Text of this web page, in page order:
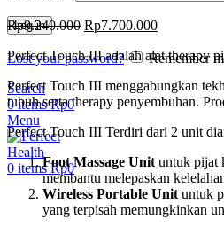
Log in
Lost your password?
Remember
Search
0items Rp0
Menu
0 items Rp0
Rp9.240.000 Rp7.700.000
Perfect Touch III adalah alat therapy
Perfect Touch III menggabungkan
tubuh serta therapy penyembuhan.
Perfect Touch III Terdiri dari 2 unit
Foot Massage Unit untuk pijat
membantu melepaskan
Wireless Portable Unit untuk
yang terpisah memungkinkan